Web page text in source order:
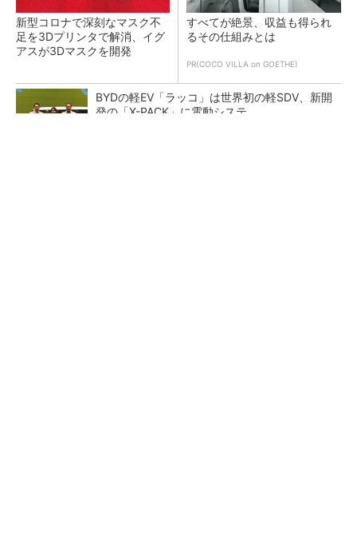
新型コロナで深刻なマスク不
足を3Dプリンタで解消、イグ
アスが3Dマスクを開発
すべてが絶景、収益も得られ
るその仕組みとは
PR(COCO VILLA on GOETHE)
BYDの軽EV「ラッコ」は世界初の軽SDV、新開
発の「X-PACK」に電動システ...